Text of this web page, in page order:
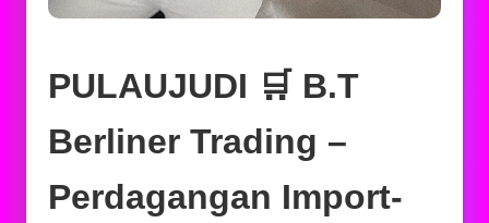
PULAUJUDI 🛒 B.T
Berliner Trading –
Perdagangan Import-